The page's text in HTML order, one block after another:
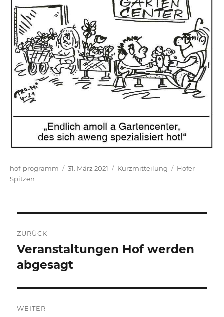
Autor
hof-programm
Veröffentlicht
31. März 2021 Format
Kurzmitteilung Kategorien
Hofer
Spitzen
Navigation
ZURÜCK
Vorheriger
Beitrag:
Veranstaltungen Hof werden
abgesagt
WEITER